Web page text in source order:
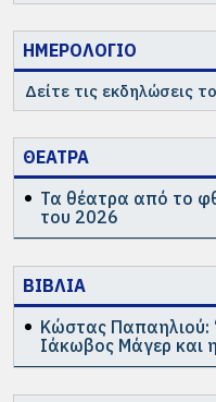
ΗΜΕΡΟΛΟΓΙΟ
Δείτε τις εκδηλώσεις
ΘΕΑΤΡΑ
Τα θέατρα από το
του 2026
ΒΙΒΛΙΑ
Κώστας Παπαηλιού:
Ιάκωβος Μάγερ και